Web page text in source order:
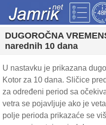
DUGOROČNA
narednih 10 dana
U nastavku je prikazana
Kotor za 10 dana. Sličice
za određeni period sa
vetra se pojavljuje ako je
polje perioda prikazaće se